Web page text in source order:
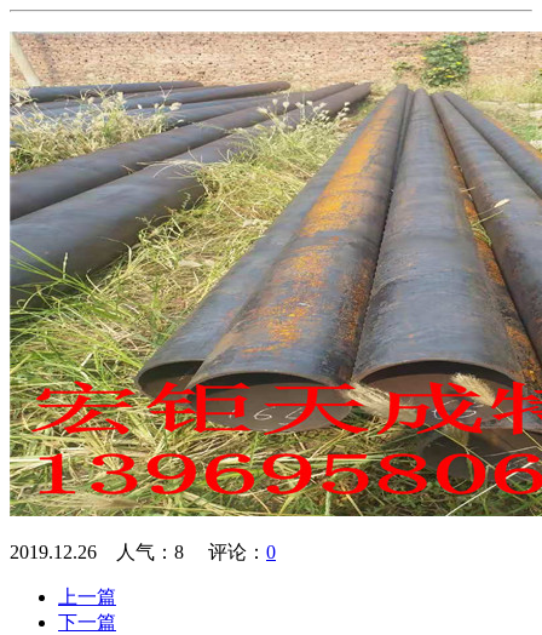
2019.12.26 人气： 8 评论： 0
上一篇
下一篇